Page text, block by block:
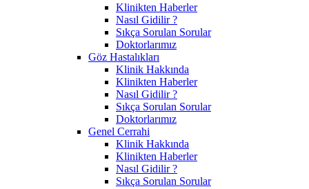
Klinikten Haberler
Nasıl Gidilir ?
Sıkça Sorulan Sorular
Doktorlarımız
Göz Hastalıkları
Klinik Hakkında
Klinikten Haberler
Nasıl Gidilir ?
Sıkça Sorulan Sorular
Doktorlarımız
Genel Cerrahi
Klinik Hakkında
Klinikten Haberler
Nasıl Gidilir ?
Sıkça Sorulan Sorular